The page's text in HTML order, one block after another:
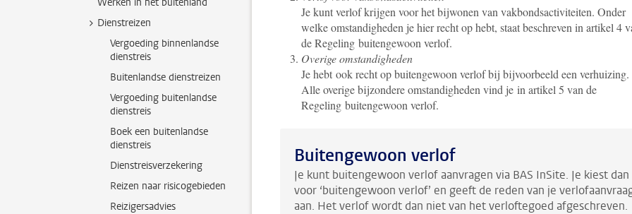
Dienstreizen
Vergoeding binnenlandse
dienstreis
Buitenlandse dienstreizen
Vergoeding buitenlandse
dienstreis
Boek een buitenlandse
dienstreis
Dienstreisverzekering
Reizen naar risicogebieden
Reizigersadvies
Je kunt verlof krijgen voor het bijwonen van vakbondsactiviteiten. Onder
welke omstandigheden je hier recht op hebt, staat beschreven in artikel 4
de Regeling buitengewoon verlof.
Overige omstandigheden
Je hebt ook recht op buitengewoon verlof bij bijvoorbeeld een verhuizing.
Alle overige bijzondere omstandigheden vind je in artikel 5 van de
Regeling buitengewoon verlof.
Buitengewoon verlof
Je kunt buitengewoon verlof aanvragen via BAS InSite. Je kiest dan
voor ‘buitengewoon verlof’ en geeft de reden van je
aan. Het verlof wordt dan niet van het verloftegoed afgeschreven.